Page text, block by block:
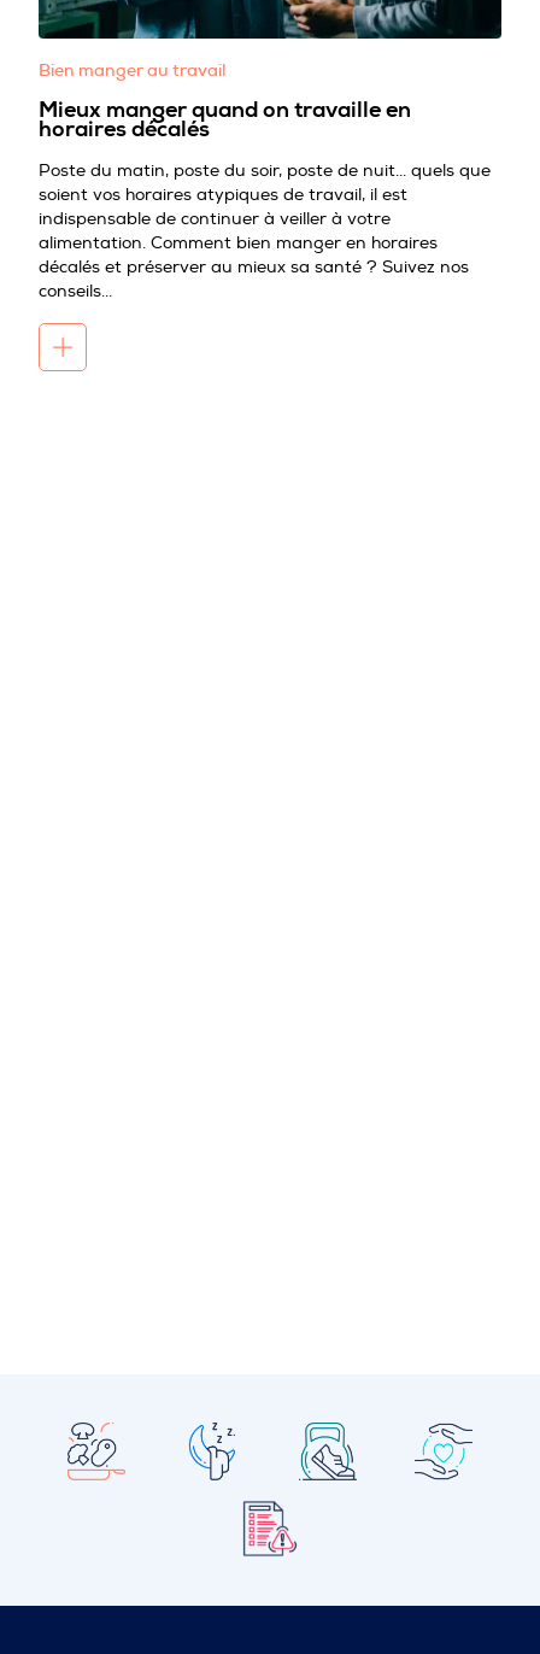
Bien manger au travail
Mieux manger quand on travaille en
horaires décalés
Poste du matin, poste du soir, poste de nuit... quels que
soient vos horaires atypiques de travail, il est
indispensable de continuer à veiller à votre
alimentation. Comment bien manger en horaires
décalés et préserver au mieux sa santé ? Suivez nos
conseils...